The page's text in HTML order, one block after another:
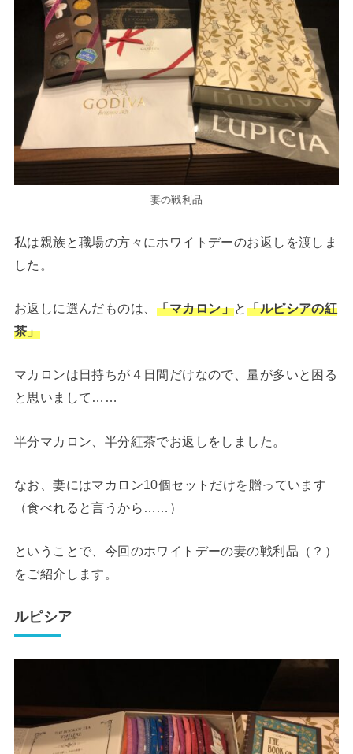
妻の戦利品
私は親族と職場の方々にホワイトデーのお返しを渡しま
した。
お返しに選んだものは、 「マカロン」と「ルピシアの紅
茶」
マカロンは日持ちが４日間だけなので、量が多いと困る
と思いまして……
半分マカロン、半分紅茶でお返しをしました。
なお、妻にはマカロン10個セットだけを贈っています
（食べれると言うから……）
ということで、今回のホワイトデーの妻の戦利品（？）
をご紹介します。
ルピシア